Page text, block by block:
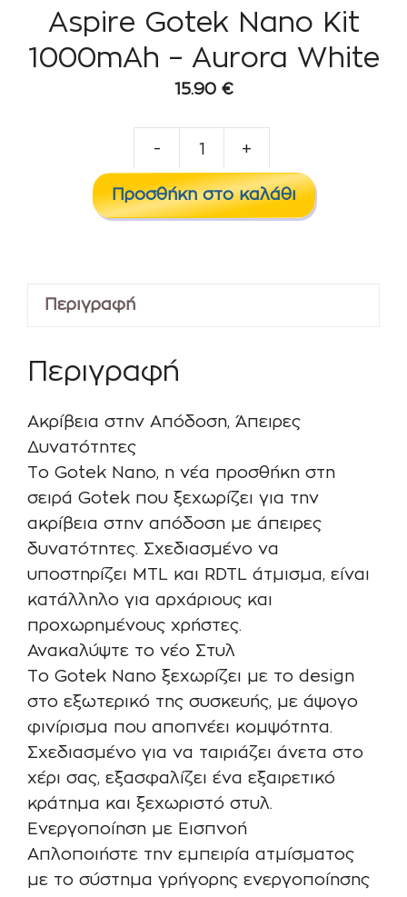
Aspire Gotek Nano Kit
1000mAh – Aurora White
15.90 €
-
Gotek
Nano
+
Προσθήκη στο καλάθι
Περιγραφή
Περιγραφή
Ακρίβεια στην Απόδοση, Άπειρες
Δυνατότητες
Το Gotek Nano, η νέα προσθήκη στη
σειρά Gotek που ξεχωρίζει για την
ακρίβεια στην απόδοση με άπειρες
δυνατότητες. Σχεδιασμένο να
υποστηρίζει MTL και RDTL άτμισμα, είναι
κατάλληλο για αρχάριους και
προχωρημένους χρήστες.
Ανακαλύψτε το νέο Στυλ
Το Gotek Nano ξεχωρίζει με το design
στο εξωτερικό της συσκευής, με άψογο
φινίρισμα που αποπνέει κομψότητα.
Σχεδιασμένο για να ταιριάζει άνετα στο
χέρι σας, εξασφαλίζει ένα εξαιρετικό
κράτημα και ξεχωριστό στυλ.
Ενεργοποίηση με Εισπνοή
Απλοποιήστε την εμπειρία ατμίσματος
με το σύστημα γρήγορης ενεργοποίησης